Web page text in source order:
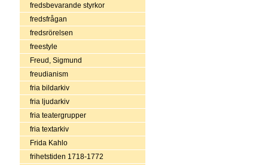
fredsbevarande styrkor
fredsfrågan
fredsrörelsen
freestyle
Freud, Sigmund
freudianism
fria bildarkiv
fria ljudarkiv
fria teatergrupper
fria textarkiv
Frida Kahlo
frihetstiden 1718-1772